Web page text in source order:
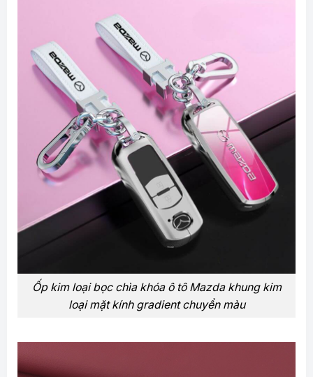
Ốp kim loại bọc chìa khóa ô tô Mazda khung kim
loại mặt kính gradient chuyển màu